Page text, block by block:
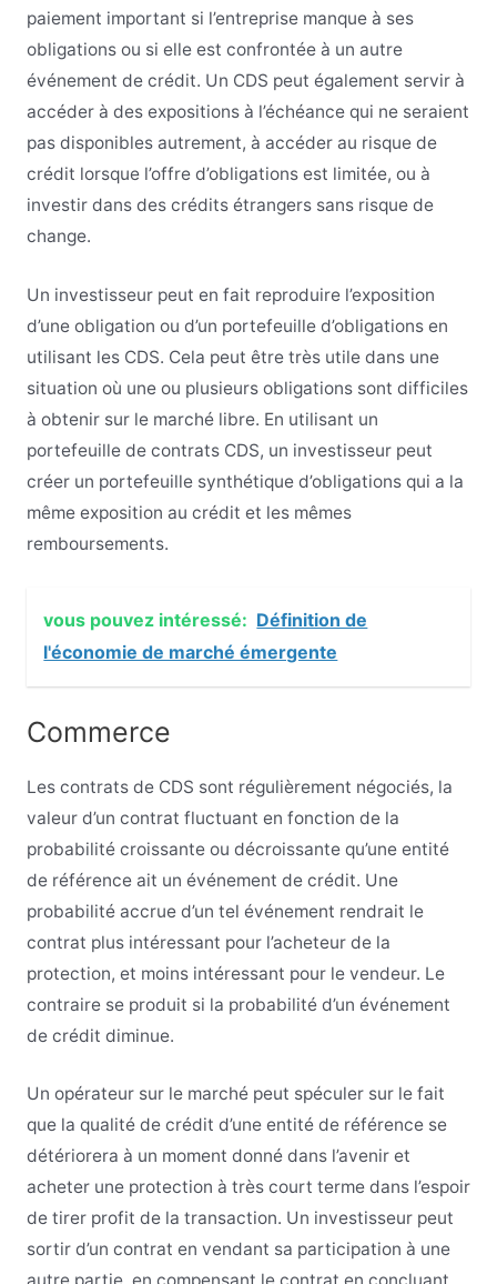
paiement important si l’entreprise manque à ses
obligations ou si elle est confrontée à un autre
événement de crédit. Un CDS peut également servir à
accéder à des expositions à l’échéance qui ne seraient
pas disponibles autrement, à accéder au risque de
crédit lorsque l’offre d’obligations est limitée, ou à
investir dans des crédits étrangers sans risque de
change.
Un investisseur peut en fait reproduire l’exposition
d’une obligation ou d’un portefeuille d’obligations en
utilisant les CDS. Cela peut être très utile dans une
situation où une ou plusieurs obligations sont difficiles
à obtenir sur le marché libre. En utilisant un
portefeuille de contrats CDS, un investisseur peut
créer un portefeuille synthétique d’obligations qui a la
même exposition au crédit et les mêmes
remboursements.
vous pouvez intéressé: Définition de
l'économie de marché émergente
Commerce
Les contrats de CDS sont régulièrement négociés, la
valeur d’un contrat fluctuant en fonction de la
probabilité croissante ou décroissante qu’une entité
de référence ait un événement de crédit. Une
probabilité accrue d’un tel événement rendrait le
contrat plus intéressant pour l’acheteur de la
protection, et moins intéressant pour le vendeur. Le
contraire se produit si la probabilité d’un événement
de crédit diminue.
Un opérateur sur le marché peut spéculer sur le fait
que la qualité de crédit d’une entité de référence se
détériorera à un moment donné dans l’avenir et
acheter une protection à très court terme dans l’espoir
de tirer profit de la transaction. Un investisseur peut
sortir d’un contrat en vendant sa participation à une